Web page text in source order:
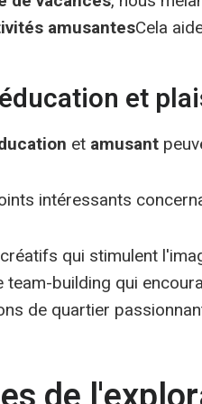
amusantesCela
et
et amusant
intéressants
qui stimulent
team-building qui
de quartier